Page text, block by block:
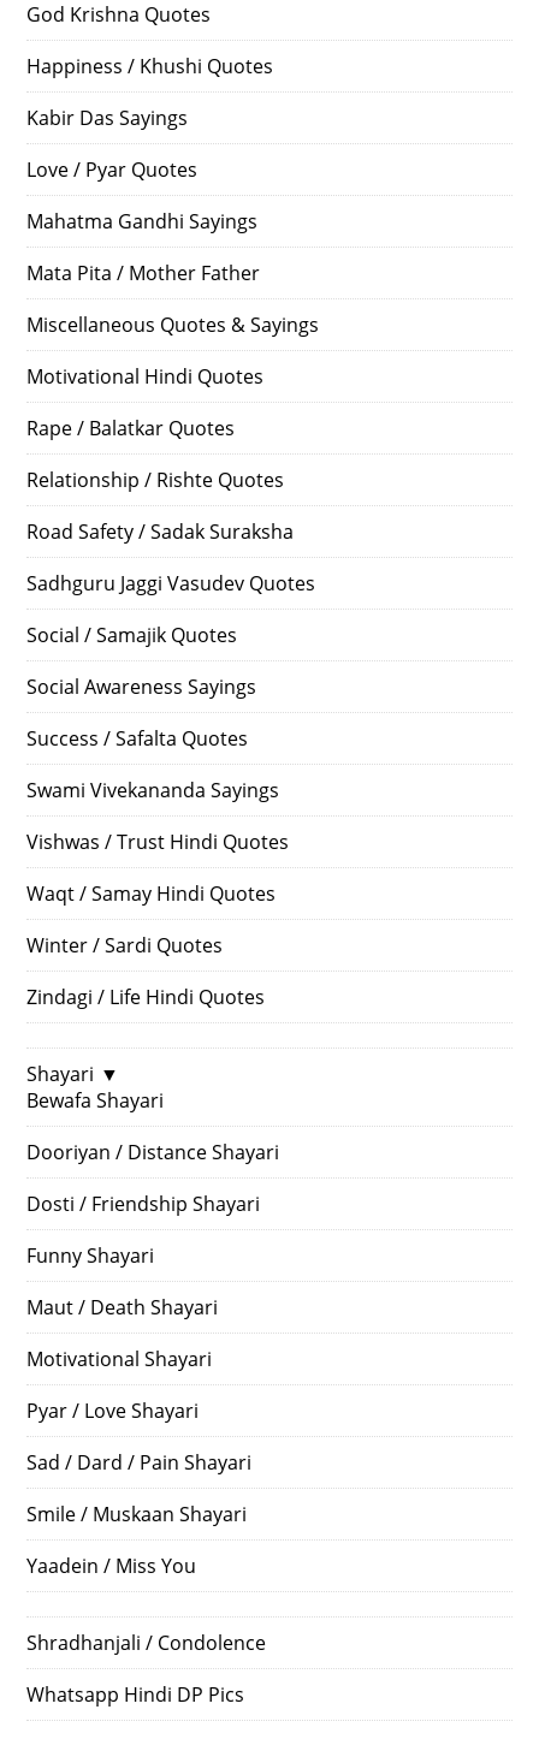
God Krishna Quotes
Happiness / Khushi Quotes
Kabir Das Sayings
Love / Pyar Quotes
Mahatma Gandhi Sayings
Mata Pita / Mother Father
Miscellaneous Quotes & Sayings
Motivational Hindi Quotes
Rape / Balatkar Quotes
Relationship / Rishte Quotes
Road Safety / Sadak Suraksha
Sadhguru Jaggi Vasudev Quotes
Social / Samajik Quotes
Social Awareness Sayings
Success / Safalta Quotes
Swami Vivekananda Sayings
Vishwas / Trust Hindi Quotes
Waqt / Samay Hindi Quotes
Winter / Sardi Quotes
Zindagi / Life Hindi Quotes
Shayari ▼
Bewafa Shayari
Dooriyan / Distance Shayari
Dosti / Friendship Shayari
Funny Shayari
Maut / Death Shayari
Motivational Shayari
Pyar / Love Shayari
Sad / Dard / Pain Shayari
Smile / Muskaan Shayari
Yaadein / Miss You
Shradhanjali / Condolence
Whatsapp Hindi DP Pics